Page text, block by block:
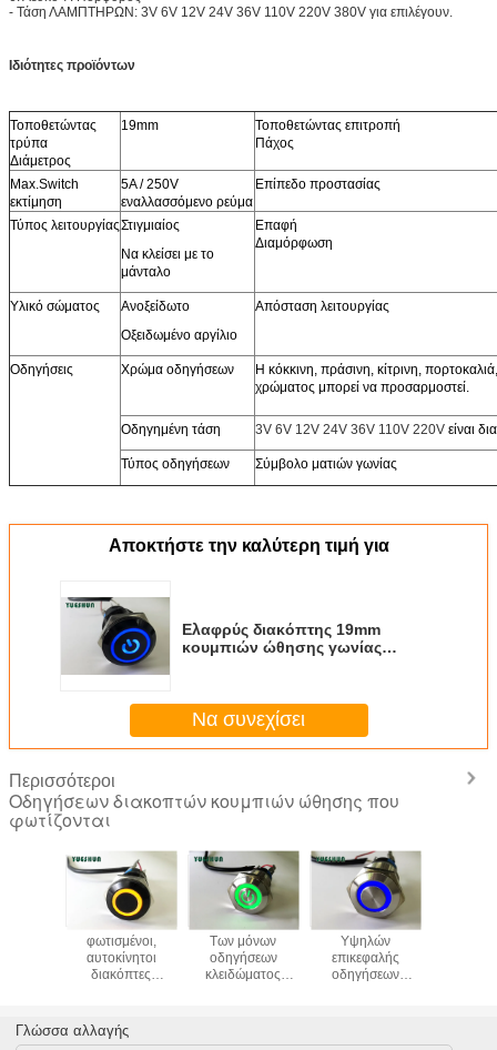
- Τάση ΛΑΜΠΤΗΡΩΝ: 3V 6V 12V 24V 36V 110V 220V 380V για επιλέγουν.
Ιδιότητες προϊόντων
Τοποθετώντας
τρύπα
Διάμετρος
19mm
Τοποθετώντας επιτροπή
Πάχος
Max.Switch
εκτίμηση
5A / 250V
εναλλασσόμενο ρεύμα
Επίπεδο προστασίας
Τύπος λειτουργίαςΣτιγμιαίος
Να κλείσει με το
μάνταλο
Επαφή
Διαμόρφωση
Υλικό σώματος
Ανοξείδωτο
Οξειδωμένο αργίλιο
Απόσταση λειτουργίας
Οδηγήσεις Χρώμα οδηγήσεων
Η κόκκινη, πράσινη, κίτρινη,
χρώματος μπορεί να προσαρμοστεί.
Οδηγημένη τάση 3V 6V 12V 24V 36V 110V 220V είναι
Τύπος οδηγήσεων Σύμβολο ματιών γωνίας
Αποκτήστε την καλύτερη τιμή για
Ελαφρύς διακόπτης 19mm
κουμπιών ώθησης γωνίας
Να συνεχίσει
Περισσότεροι
Οδηγήσεων διακοπτών κουμπιών ώθησης που
φωτίζονται
φωτισμένοι,
αυτοκίνητοι
διακόπτες
διακοπτών
κουμπιών ώθησης
Των μόνων
οδηγήσεων
κλειδώματος
εκτέλεση Τύπου
Υψηλών
επικεφαλής
οδηγήσεων
διακόπτης
κουμπιών
Γλώσσα αλλαγής